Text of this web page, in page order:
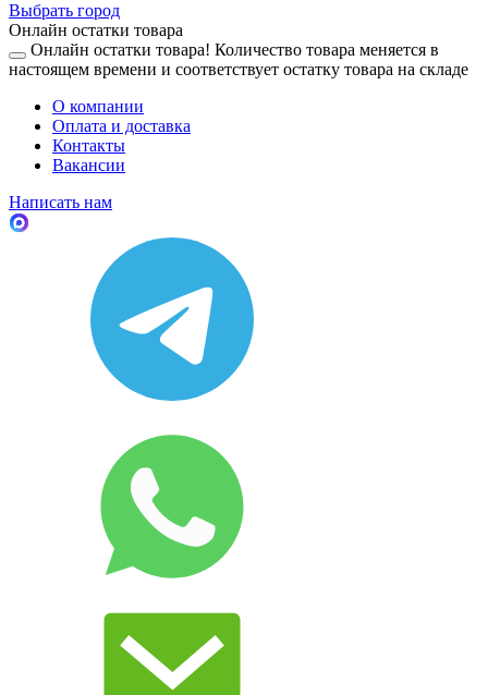
Выбрать город
Онлайн остатки товара
Онлайн остатки товара! Количество товара меняется в
настоящем времени и соответствует остатку товара на складе
О компании
Оплата и доставка
Контакты
Вакансии
Написать нам